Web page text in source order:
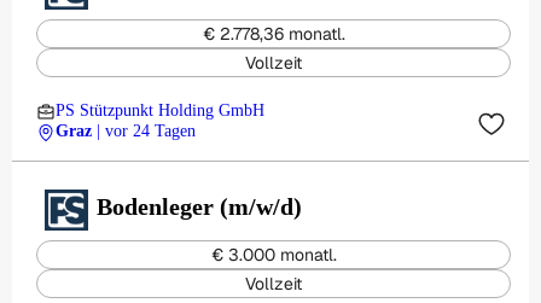
€ 2.778,36 monatl.
Vollzeit
PS Stützpunkt Holding GmbH
Graz
| vor 24 Tagen
Bodenleger (m/w/d)
€ 3.000 monatl.
Vollzeit